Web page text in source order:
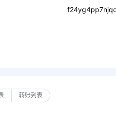
转账列表